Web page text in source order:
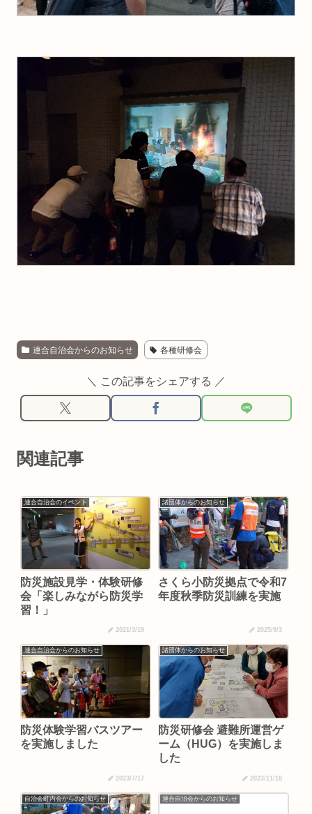
連合自治会からのお知らせ 各種研修会
＼ この記事をシェアする ／
関連記事
連合自治会のイベント
防災施設見学・体験研修
会「楽しみながら防災学
習！」
2021/3/19
諸団体からのお知らせ
さくら小防災拠点で令和7
年度秋季防災訓練を実施
2025/9/3
連合自治会からのお知らせ
防災体験学習バスツアー
を実施しました
2023/7/17
諸団体からのお知らせ
防災研修会 避難所運営ゲ
ーム（HUG）を実施しま
した
2023/11/18
自治会町内会からのお知らせ 連合自治会からのお知らせ